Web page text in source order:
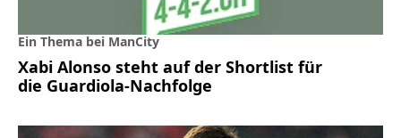
Ein Thema bei ManCity
Xabi Alonso steht auf der Shortlist für
die Guardiola-Nachfolge